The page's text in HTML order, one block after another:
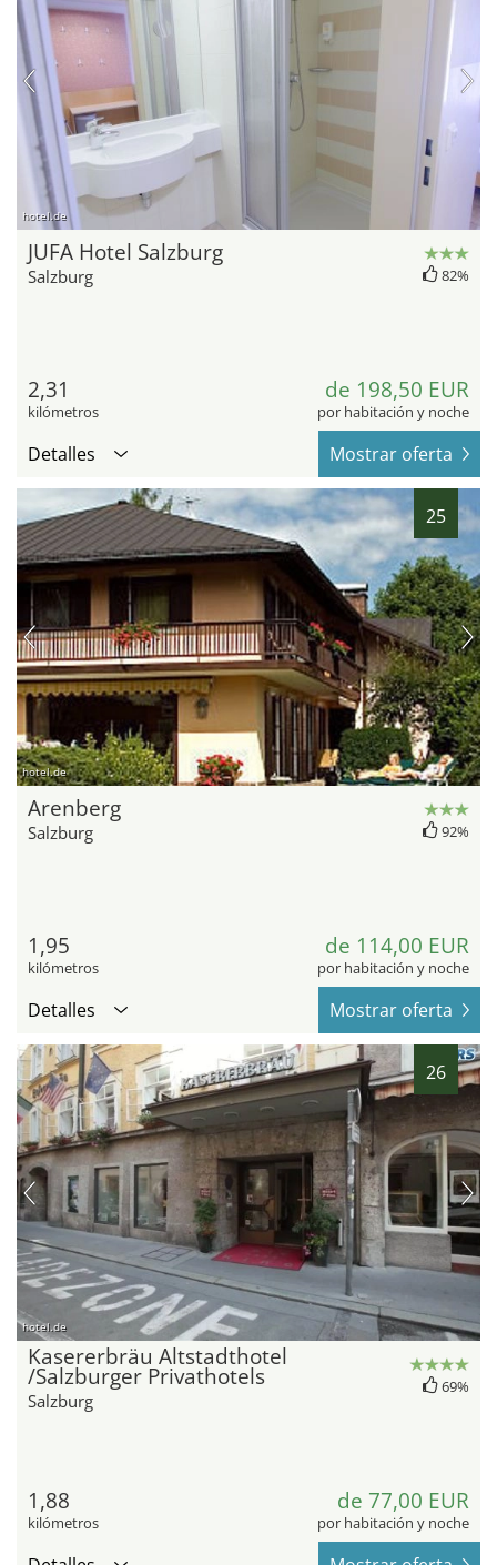
hotel.de
JUFA Hotel Salzburg
Salzburg 82%
2,31
kilómetros
de 198,50 EUR
por habitación y noche
Detalles Mostrar oferta
25
hotel.de
Arenberg
Salzburg 92%
1,95
kilómetros
de 114,00 EUR
por habitación y noche
Detalles Mostrar oferta
26
hotel.de
Kasererbräu Altstadthotel
/Salzburger Privathotels
Salzburg
69%
1,88
kilómetros
de 77,00 EUR
por habitación y noche